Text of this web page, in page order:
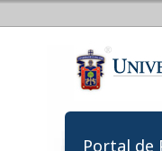
Portal de